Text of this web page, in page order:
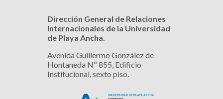
Dirección General de Relaciones
Internacionales de la Universidad
de Playa Ancha.
Avenida Guillermo González de
Hontaneda Nº 855, Edificio
Institucional, sexto piso.